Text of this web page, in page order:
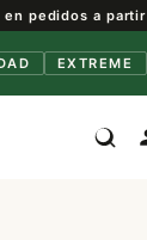
en pedidos a partir
EXTREME